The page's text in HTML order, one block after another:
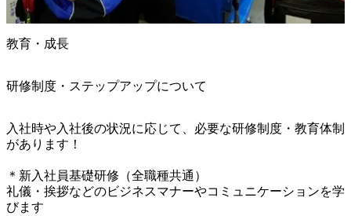
教育・成長
研修制度・ステップアップについて
入社時や入社後の状況に応じて、必要な研修制度・教育体制
があります！
＊新入社員基礎研修（全職種共通）
礼儀・挨拶などのビジネスマナーやコミュニケーションを学
びます